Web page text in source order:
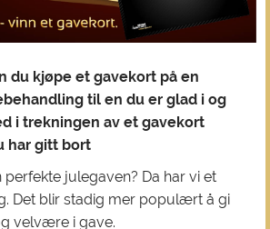
du kjøpe et gavekort på en
til en du er glad i og
i trekningen av et gavekort
har gitt bort
julegaven? Da har vi et
Det blir stadig mer populært å gi
velvære i gave.